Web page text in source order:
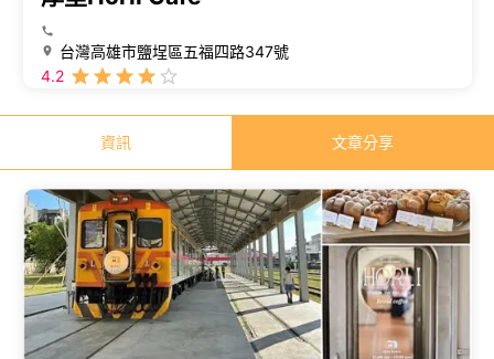
台灣高雄市鹽埕區五福四路347號
4.2
資訊 文章分享